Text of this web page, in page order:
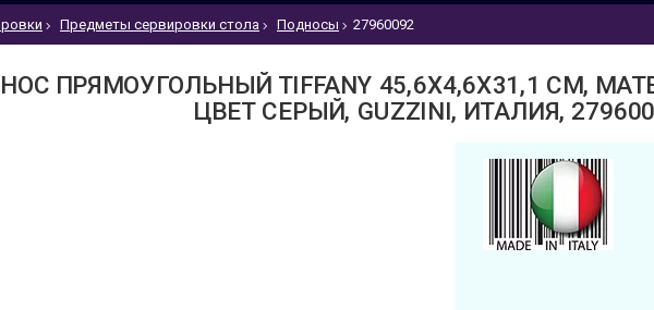
Предметы сервировки стола Подносы 27960092
ПРЯМОУГОЛЬНЫЙ TIFFANY 45,6Х4,6Х31,1 СМ,
ЦВЕТ СЕРЫЙ, GUZZINI, ИТАЛИЯ,